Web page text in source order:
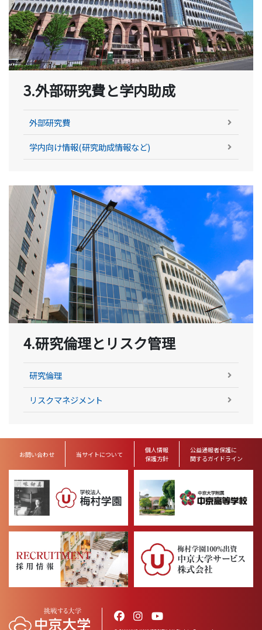
3.外部研究費と学内助成
外部研究費
学内向け情報(研究助成情報など)
4.研究倫理とリスク管理
研究倫理
リスクマネジメント
お問い合わせ 当サイトについて
個人情報
保護方針
公益通報者保護に
関するガイドライン